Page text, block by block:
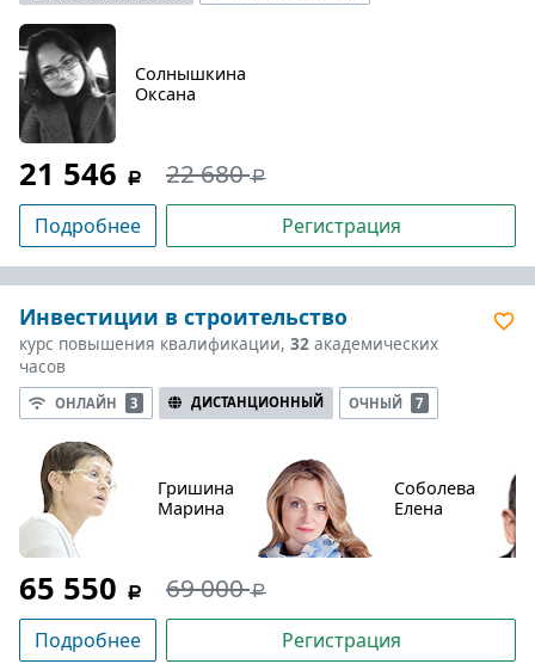
Солнышкина
Оксана
21 546 22 680
Подробнее Регистрация
Инвестиции в строительство
курс повышения квалификации, 32 академических
часов
ОНЛАЙН 3 ДИСТАНЦИОННЫЙ ОЧНЫЙ 7
Гришина
Марина
Соболева
Елена
65 550 69 000
Подробнее Регистрация